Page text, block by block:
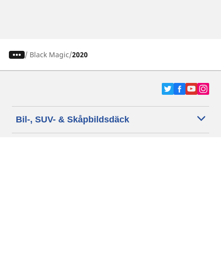
/ Black Magic 2020
Bil-, SUV- & Skåpbildsdäck